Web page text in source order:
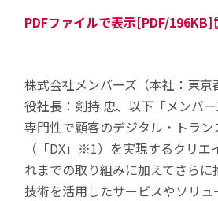
PDFファイルで表示[PDF/196KB]
株式会社メンバーズ（本社：東
役社長：剣持 忠、以下「メンバ
専門性で顧客のデジタル・トラ
（「DX」※1）を実現するクリエ
れまでの取り組みに加えてさらに
技術を活用したサービスやソリ